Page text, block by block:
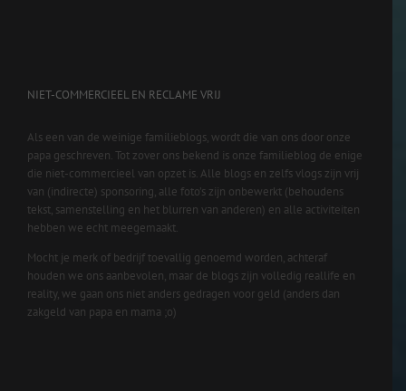
NIET-COMMERCIEEL EN RECLAME VRIJ
Als een van de weinige familieblogs, wordt die van ons door onze
papa geschreven. Tot zover ons bekend is onze familieblog de enige
die niet-commercieel van opzet is. Alle blogs en zelfs vlogs zijn vrij
van (indirecte) sponsoring, alle foto’s zijn onbewerkt (behoudens
tekst, samenstelling en het blurren van anderen) en alle activiteiten
hebben we echt meegemaakt.
Mocht je merk of bedrijf toevallig genoemd worden, achteraf
houden we ons aanbevolen, maar de blogs zijn volledig reallife en
reality, we gaan ons niet anders gedragen voor geld (anders dan
zakgeld van papa en mama ;o)